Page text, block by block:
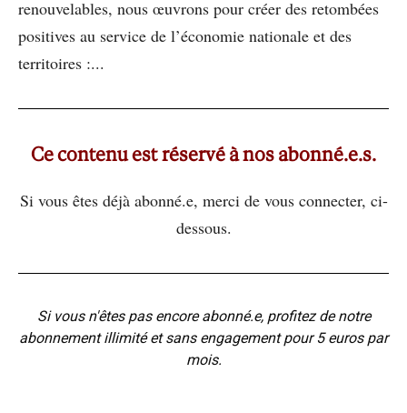
renouvelables, nous œuvrons pour créer des retombées
positives au service de l’économie nationale et des
territoires :...
Ce contenu est réservé à nos abonné.e.s.
Si vous êtes déjà abonné.e, merci de vous connecter, ci-
dessous.
Si vous n'êtes pas encore abonné.e, profitez de notre
abonnement illimité et sans engagement pour 5 euros par
mois.